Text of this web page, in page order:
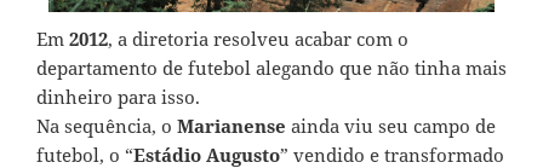
Em 2012, a diretoria resolveu acabar com o
departamento de futebol alegando que não tinha mais
dinheiro para isso.
Na sequência, o Marianense ainda viu seu campo de
futebol, o “Estádio Augusto” vendido e transformado